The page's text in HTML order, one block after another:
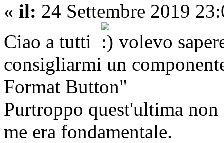
« il: 24 Settembre 2019
Ciao a tutti
volevo
consigliarmi un
Format Button"
Purtroppo quest'ultima non
me era fondamentale.